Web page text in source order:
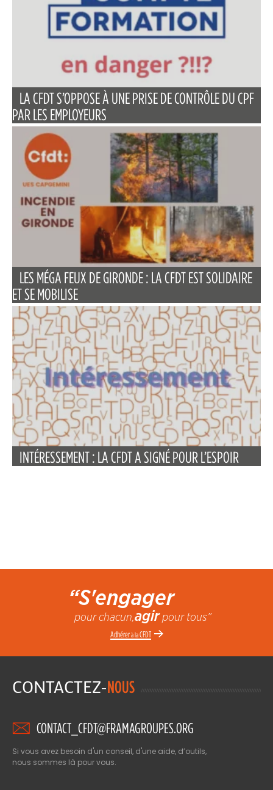
LA CFDT S’OPPOSE À UNE PRISE DE CONTRÔLE DU CPF
PAR LES EMPLOYEURS
LES MÉGA FEUX DE GIRONDE : LA CFDT EST SOLIDAIRE
ET SE MOBILISE
INTÉRESSEMENT : LA CFDT A SIGNÉ POUR L’ESPOIR
“S'engager
pour chacun,agirpour tous”
Adhérerà laCFDT
CONTACTEZ-NOUS
CONTACT_CFDT@FRAMAGROUPES.ORG
Si vous avez besoin d'un conseil, d'une aide, d’outils,
nous sommes là pour vous.